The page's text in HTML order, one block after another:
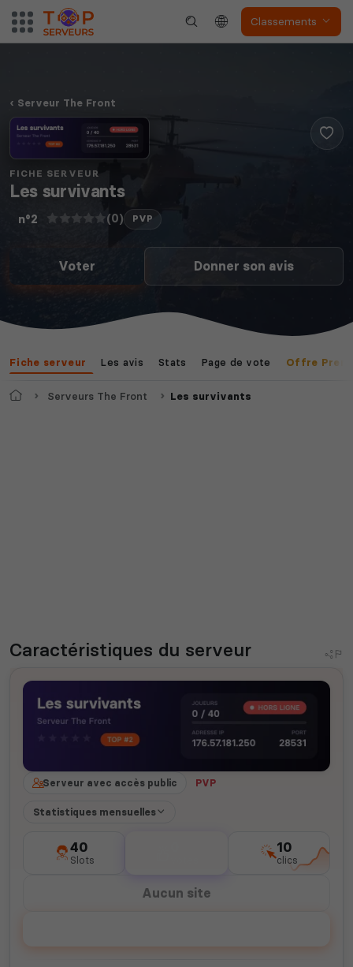
Classements
Serveur The Front
FICHE SERVEUR
Les survivants
n°2 (0) PVP
Voter Donner son avis
Fiche serveur Les avis Stats Page de vote Offre
AccueilServeurs The Front Les survivants
Caractéristiques du serveur
Serveur avec accès public PVP
Statistiques mensuelles
40
Slots
10
clics
Aucun site